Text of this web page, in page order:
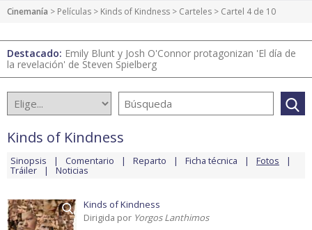
Cinemanía > Películas > Kinds of Kindness > Carteles > Cartel 4 de 10
Destacado: Emily Blunt y Josh O'Connor protagonizan 'El día de
la revelación' de Steven Spielberg
Kinds of Kindness
Sinopsis Comentario Reparto Ficha técnica Fotos
Tráiler Noticias
Kinds of Kindness
Dirigida por Yorgos Lanthimos